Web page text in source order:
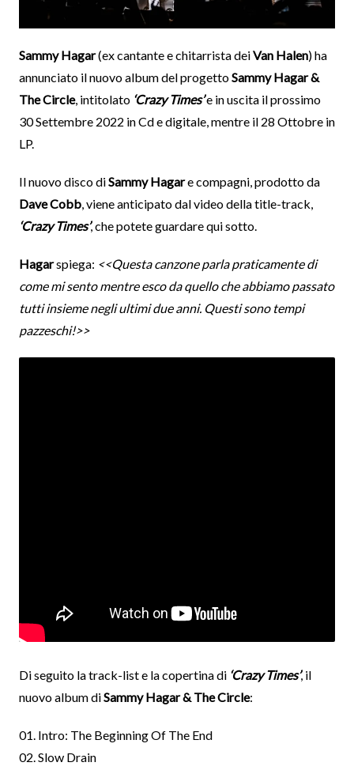
Sammy Hagar(ex cantante e chitarrista deiVan Halen) ha
annunciato il nuovo album del progettoSammy Hagar &
The Circle, intitolato ‘Crazy Times’ e in uscita il prossimo
30 Settembre 2022 in Cd e digitale, mentre il 28 Ottobre in
LP.
Il nuovo disco diSammy Hagare compagni, prodotto da
Dave Cobb, viene anticipato dal video della title-track,
‘Crazy Times’, che potete guardare qui sotto.
Hagarspiega: <<Questa canzone parla praticamente di
come mi sento mentre esco da quello che abbiamo passato
tutti insieme negli ultimi due anni. Questi sono tempi
pazzeschi!>>
Di seguito la track-list e la copertina di ‘Crazy Times’, il
nuovo album diSammy Hagar & The Circle:
01. Intro: The Beginning Of The End
02. Slow Drain